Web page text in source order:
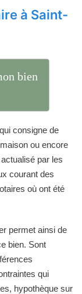
à Saint-
bien
consigne de
ou encore
par les
courant des
où ont été
permet ainsi de
bien. Sont
qui
hypothèque sur